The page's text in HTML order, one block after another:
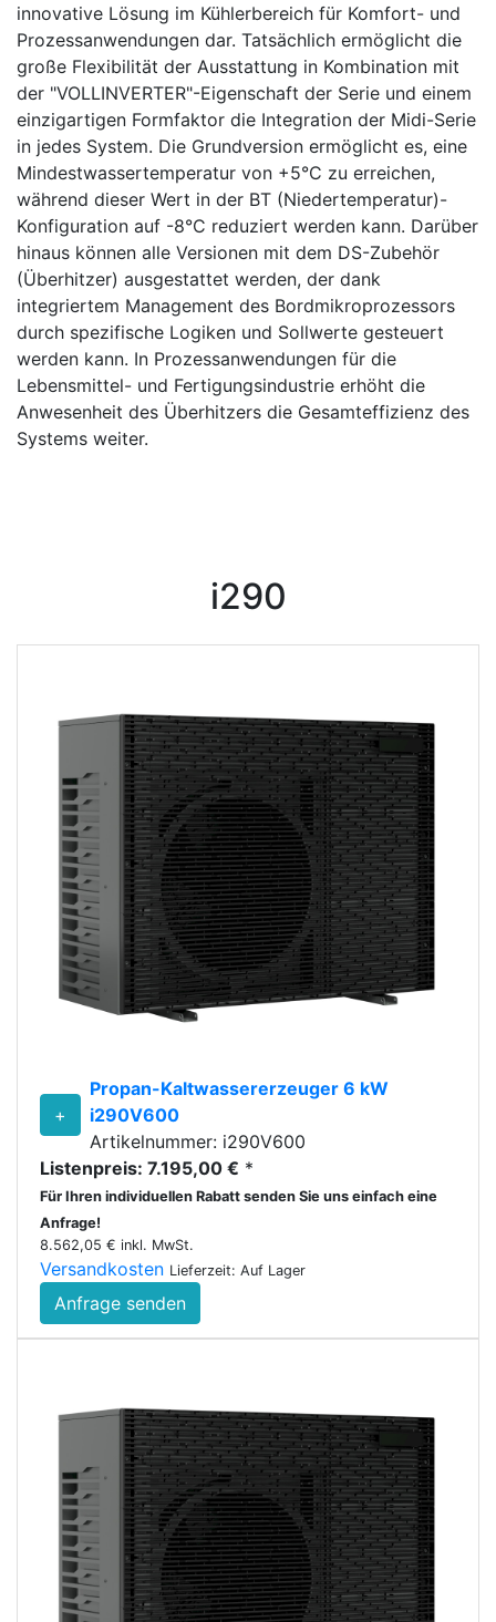
innovative Lösung im Kühlerbereich für Komfort- und
Prozessanwendungen dar. Tatsächlich ermöglicht die
große Flexibilität der Ausstattung in Kombination mit
der "VOLLINVERTER"-Eigenschaft der Serie und einem
einzigartigen Formfaktor die Integration der Midi-Serie
in jedes System. Die Grundversion ermöglicht es, eine
Mindestwassertemperatur von +5°C zu erreichen,
während dieser Wert in der BT (Niedertemperatur)-
Konfiguration auf -8°C reduziert werden kann. Darüber
hinaus können alle Versionen mit dem DS-Zubehör
(Überhitzer) ausgestattet werden, der dank
integriertem Management des Bordmikroprozessors
durch spezifische Logiken und Sollwerte gesteuert
werden kann. In Prozessanwendungen für die
Lebensmittel- und Fertigungsindustrie erhöht die
Anwesenheit des Überhitzers die Gesamteffizienz des
Systems weiter.
i290
+
Propan-Kaltwassererzeuger 6 kW
i290V600
Artikelnummer: i290V600
Listenpreis: 7.195,00 € *
Für Ihren individuellen Rabatt senden Sie uns einfach eine
Anfrage!
8.562,05 € inkl. MwSt.
Versandkosten Lieferzeit: Auf Lager
Anfrage senden